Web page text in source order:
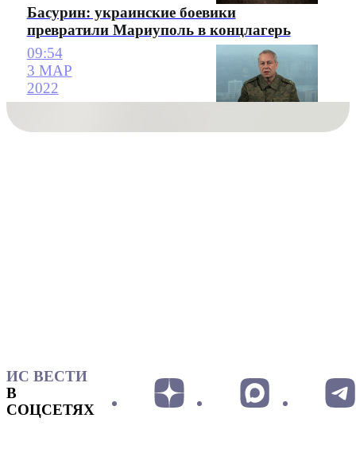
Басурин: украинские боевики
превратили Мариуполь в концлагерь
09:54
3 МАР
2022
ИС ВЕСТИ
В
СОЦСЕТЯХ